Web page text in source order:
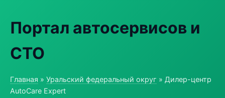
Портал автосервисов и
СТО
Главная » Уральский федеральный округ » Дилер-центр
AutoCare Expert